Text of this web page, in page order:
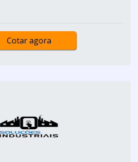
Cotar agora